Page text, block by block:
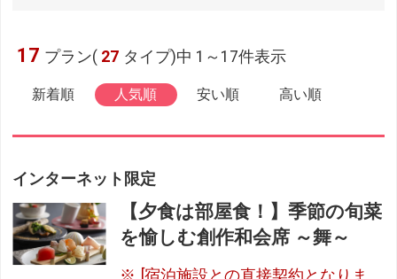
17 プラン( 27 タイプ)中 1～17件表示
新着順 人気順 安い順 高い順
インターネット限定
【夕食は部屋食！】季節の旬菜
を愉しむ創作和会席 ～舞～
[宿泊施設との直接契約となりま